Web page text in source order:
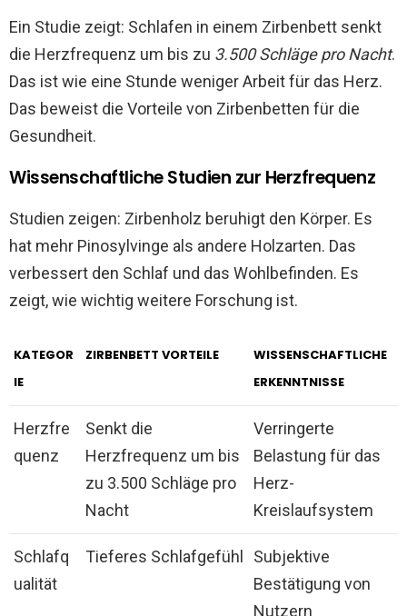
Ein Studie zeigt: Schlafen in einem Zirbenbett senkt
die Herzfrequenz um bis zu 3.500 Schläge pro Nacht.
Das ist wie eine Stunde weniger Arbeit für das Herz.
Das beweist die Vorteile von Zirbenbetten für die
Gesundheit.
Wissenschaftliche Studien zur Herzfrequenz
Studien zeigen: Zirbenholz beruhigt den Körper. Es
hat mehr Pinosylvinge als andere Holzarten. Das
verbessert den Schlaf und das Wohlbefinden. Es
zeigt, wie wichtig weitere Forschung ist.
KATEGOR
IE
ZIRBENBETT VORTEILE
WISSENSCHAFTLICHE
ERKENNTNISSE
Herzfre
quenz
Senkt die
Herzfrequenz um bis
zu 3.500 Schläge pro
Nacht
Verringerte
Belastung für das
Herz-
Kreislaufsystem
Schlafq
ualität
Tieferes Schlafgefühl
Subjektive
Bestätigung von
Nutzern